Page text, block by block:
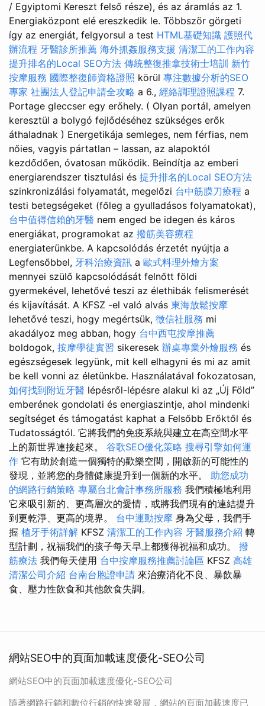
/ Egyiptomi Kereszt felső része), és az áramlás az 1.
Energiaközpont elé ereszkedik le. Többször görgeti
így az energiát, felgyorsul a test HTML基礎知識 護照代
辦流程 牙醫診所推薦 海外抓姦服務支援 清潔工的工作內容
提升排名的Local SEO方法 傳統整復推拿技術士培訓 新竹
按摩服務 國際整復師資格證照 körül 專注數據分析的SEO
專家 社團法人登記申請全攻略 a 6., 經絡調理證照課程 7.
Portage gleccser egy erőhely. ( Olyan portál, amelyen
keresztül a bolygó fejlődéséhez szükséges erők
áthaladnak ) Energetikája semleges, nem férfias, nem
nőies, vagyis pártatlan – lassan, az alapoktól
kezdődően, óvatosan működik. Beindítja az emberi
energiarendszer tisztulási és 提升排名的Local SEO方法
szinkronizálási folyamatát, megelőzi 台中筋膜刀療程 a
testi betegségeket (főleg a gyulladásos folyamatokat),
台中值得信賴的牙醫 nem enged be idegen és káros
energiákat, programokat az 撥筋美容療程
energiaterünkbe. A kapcsolódás érzetét nyújtja a
Legfensőbbel, 牙科治療資訊 a 歐式料理外燴方案
mennyei szülő kapcsolódását felnőtt földi
gyermekével, lehetővé teszi az élethibák felismerését
és kijavítását. A KFSZ -el való alvás 東海放鬆按摩
lehetővé teszi, hogy megértsük, 徵信社服務 mi
akadályoz meg abban, hogy 台中西屯按摩推薦
boldogok, 按摩學徒實習 sikeresek 辦桌專業外燴服務 és
egészségesek legyünk, mit kell elhagyni és mi az amit
be kell vonni az életünkbe. Használatával fokozatosan,
如何找到附近牙醫 lépésről-lépésre alakul ki az „Új Föld”
emberének gondolati és energiaszintje, ahol mindenki
segítséget és támogatást kaphat a Felsőbb Erőktől és
Tudatosságtól. 它將我們的免疫系統與建立在高空間水平
上的新世界連接起來。 谷歌SEO優化策略 搜尋引擎如何運
作 它有助於創造一個獨特的歡樂空間，開啟新的可能性的
發現，並將您的身體健康提升到一個新的水平。 助您成功
的網路行銷策略 專屬台北會計事務所服務 我們積極地利用
它來吸引新的、更高層次的愛情，或將我們現有的連結提升
到更乾淨、更高的境界。 台中運動按摩 身為父母，我們手
握 植牙手術詳解 KFSZ 清潔工的工作內容 牙醫服務介紹 轉
型計劃，祝福我們的孩子每天早上都獲得祝福和成功。 撥
筋療法 我們每天使用 台中按摩服務推薦討論區 KFSZ 高雄
清潔公司介紹 台南台胞證申請 來治療消化不良、暴飲暴
食、壓力性飲食和其他飲食失調。
網站SEO中的頁面加載速度優化-SEO公司
網站SEO中的頁面加載速度優化-SEO公司
隨著網路行銷和數位行銷的快速發展，網站的頁面加載速度已